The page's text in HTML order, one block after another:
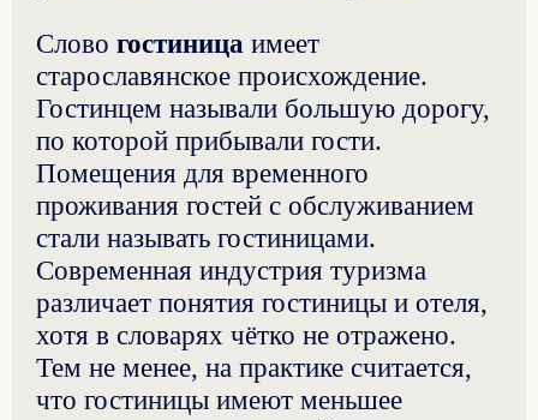
Слово гостиница имеет
старославянское происхождение.
Гостинцем называли большую дорогу,
по которой прибывали гости.
Помещения для временного
проживания гостей с обслуживанием
стали называть гостиницами.
Современная индустрия туризма
различает понятия гостиницы и отеля,
хотя в словарях чётко не отражено.
Тем не менее, на практике считается,
что гостиницы имеют меньшее